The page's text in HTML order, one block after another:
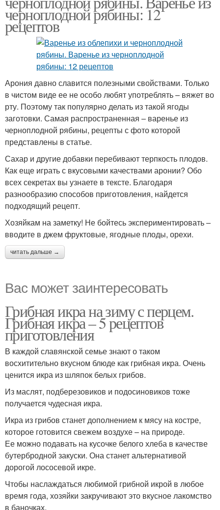
черноплодной рябины: 12
рецептов
Арония давно славится полезными свойствами. Только
в чистом виде ее не особо любят употреблять – вяжет во
рту. Поэтому так популярно делать из такой ягоды
заготовки. Самая распространенная – варенье из
черноплодной рябины, рецепты с фото которой
представлены в статье.
Сахар и другие добавки перебивают терпкость плодов.
Как еще играть с вкусовыми качествами аронии? Обо
всех секретах вы узнаете в тексте. Благодаря
разнообразию способов приготовления, найдется
подходящий рецепт.
Хозяйкам на заметку! Не бойтесь экспериментировать –
вводите в джем фруктовые, ягодные плоды, орехи.
читать дальше →
Вас может заинтересовать
Грибная икра на зиму с перцем.
Грибная икра – 5 рецептов
приготовления
В каждой славянской семье знают о таком
восхитительно вкусном блюде как грибная икра. Очень
ценится икра из шляпок белых грибов.
Из маслят, подберезовиков и подосиновиков тоже
получается чудесная икра.
Икра из грибов станет дополнением к мясу на костре,
которое готовится свежем воздухе – на природе.
Ее можно подавать на кусочке белого хлеба в качестве
бутербродной закуски. Она станет альтернативой
дорогой лососевой икре.
Чтобы наслаждаться любимой грибной икрой в любое
время года, хозяйки закручивают это вкусное лакомство
в баночках.